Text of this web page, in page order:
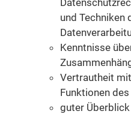
und Techniken
Kenntnisse
Vertrautheit
Funktionen
guter Überblick